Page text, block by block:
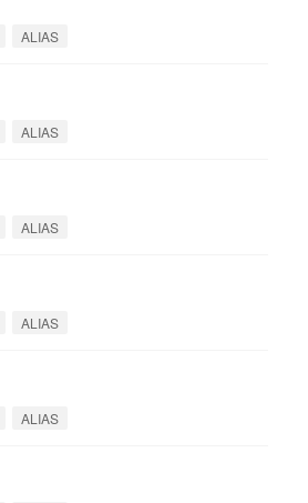
ALIAS
ALIAS
ALIAS
ALIAS
ALIAS